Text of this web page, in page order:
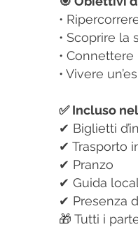
•
• Scoprire la
•
• Vivere
✅ Incluso
✔ Biglietti
✔ Trasporto
✔ Pranzo
✔ Guida
✔ Presenza
🎁 Tutti i